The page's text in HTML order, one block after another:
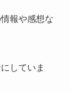
報や感想な
していま